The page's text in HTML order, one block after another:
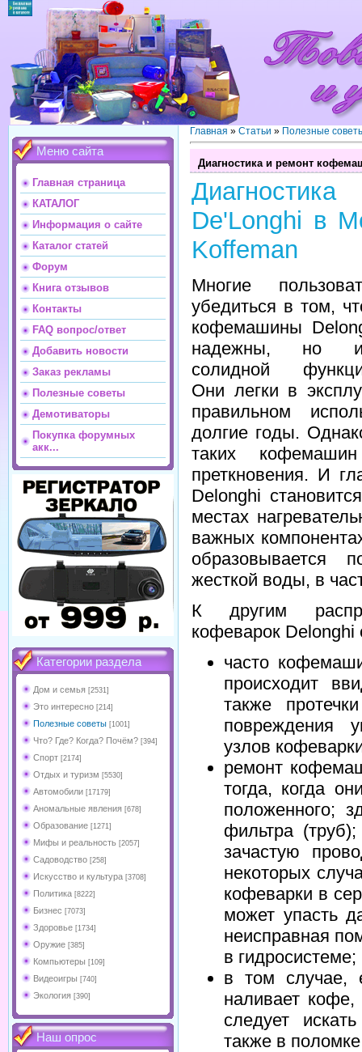
Меню сайта
Главная страница
КАТАЛОГ
Информация о сайте
Каталог статей
Форум
Книга отзывов
Контакты
FAQ вопрос/ответ
Добавить новости
Заказ рекламы
Полезные советы
Демотиваторы
Покупка форумных
акк...
Категории раздела
Дом и семья [2531]
Это интересно [214]
Полезные советы [1001]
Что? Где? Когда? Почём? [394]
Спорт [2174]
Отдых и туризм [5530]
Автомобили [17179]
Аномальные явления [678]
Образование [1271]
Мифы и реальность [2057]
Садоводство [258]
Искусство и культура [3708]
Политика [8222]
Бизнес [7073]
Здоровье [1734]
Оружие [385]
Компьютеры [109]
Видеоигры [740]
Экология [390]
Наш опрос
Главная » Статьи » Полезные
Диагностика и ремонт
De'Longhi в
Koffeman
Многие
убедиться в том,
кофемашины
надежны, но
солидной
Они легки в
правильном
долгие годы.
таких
преткновения. И
Delonghi
местах
важных
образовывается
жесткой воды, в
К другим
кофеварок Delonghi
часто
происходит
также
повреждения
узлов
ремонт
тогда, когда
положенного;
фильтра
зачастую
некоторых
кофеварки в
может упасть
неисправная
в гидросистеме;
в том случае,
наливает кофе,
следует
также в